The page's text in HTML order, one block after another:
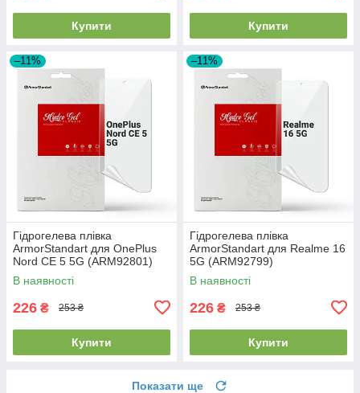
Купити Купити
–11%
Гідрогелева плівка
ArmorStandart для OnePlus
Nord CE 5 5G (ARM92801)
В наявності
226 ₴ 253 ₴
Купити
–11%
Гідрогелева плівка
ArmorStandart для Realme 16
5G (ARM92799)
В наявності
226 ₴ 253 ₴
Купити
Показати ще